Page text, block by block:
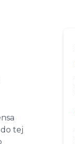
tej